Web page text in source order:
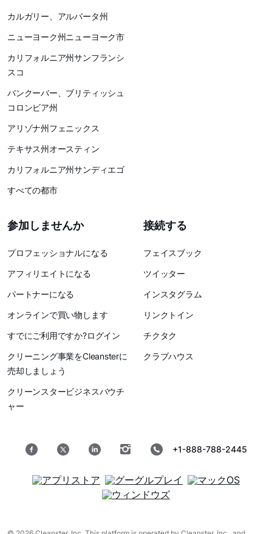
カルガリー、アルバータ州
ニューヨーク州ニューヨーク市
カリフォルニア州サンフランシ
スコ
バンクーバー、ブリティッシュ
コロンビア州
アリゾナ州フェニックス
テキサス州オースティン
カリフォルニア州サンディエゴ
すべての都市
参加しませんか
プロフェッショナルになる
アフィリエイトになる
パートナーになる
オンラインで買い物します
すでにご利用ですか?ログイン
クリーニング事業をCleansterに
売却しましょう
クリーンスタービジネスバウチ
ャー
接続する
フェイスブック
ツイッター
インスタグラム
リンクトイン
チクタク
クラブハウス
+1-888-788-2445